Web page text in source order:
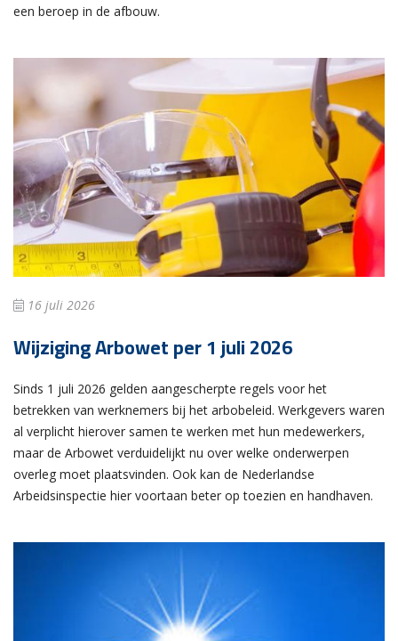
een beroep in de afbouw.
16 juli 2026
Wijziging Arbowet per 1 juli 2026
Sinds 1 juli 2026 gelden aangescherpte regels voor het
betrekken van werknemers bij het arbobeleid. Werkgevers waren
al verplicht hierover samen te werken met hun medewerkers,
maar de Arbowet verduidelijkt nu over welke onderwerpen
overleg moet plaatsvinden. Ook kan de Nederlandse
Arbeidsinspectie hier voortaan beter op toezien en handhaven.